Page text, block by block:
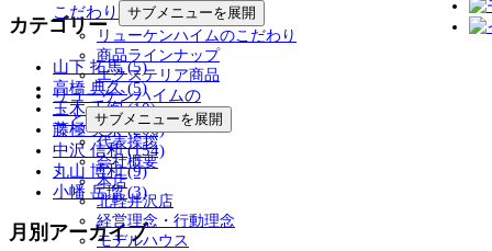
こだわり
サブメニューを展開
リューケンハイムのこだわり
商品ラインナップ
エクステリア商品
リューケンハイムの
こと サブメニューを展開
代表挨拶
会社概要
本店
北軽井沢店
経営理念・行動理念
モデルハウス
カテゴリー
山下 拓馬 (5)
高橋 典久 (5)
玉木 千絢 (10)
藤極 美奈 (206)
中沢 信和 (154)
丸山 博和 (9)
小幡 岳瑠 (3)
月別アーカイブ